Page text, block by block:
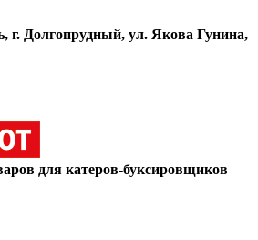
г. Долгопрудный, ул. Якова Гунина,
для катеров-буксировщиков